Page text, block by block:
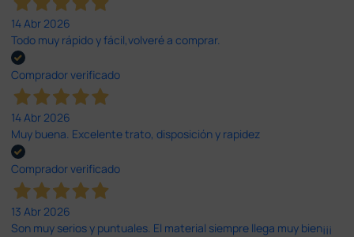
14 Abr 2026
Todo muy rápido y fácil,volveré a comprar.
Comprador verificado
14 Abr 2026
Muy buena. Excelente trato, disposición y rapidez
Comprador verificado
13 Abr 2026
Son muy serios y puntuales. El material siempre llega muy bien¡¡¡